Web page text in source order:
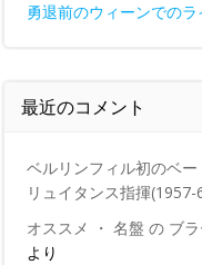
勇退前のウィーンでの
最近のコメント
ベルリンフィル初のベ
リュイタンス指揮(1957-
オススメ ・ 名盤 の ブ
より